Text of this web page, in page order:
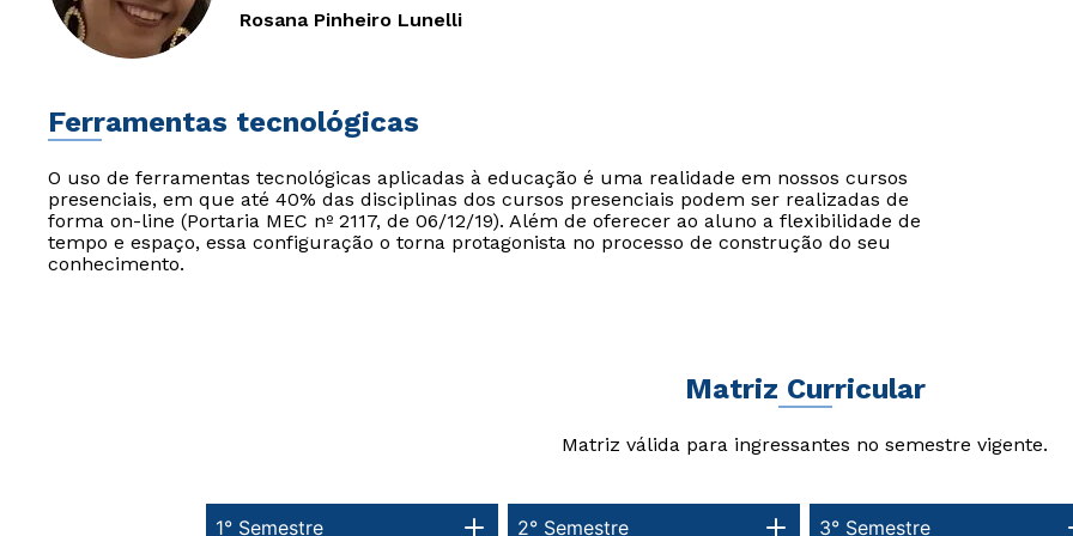
Rosana Pinheiro Lunelli
Ferramentas tecnológicas
O uso de ferramentas tecnológicas aplicadas à educação é uma realidade em nossos cursos
presenciais, em que até 40% das disciplinas dos cursos presenciais podem ser realizadas de
forma on-line (Portaria MEC nº 2117, de 06/12/19). Além de oferecer ao aluno a flexibilidade de
tempo e espaço, essa configuração o torna protagonista no processo de construção do seu
conhecimento.
Matriz Curricular
Matriz válida para ingressantes no semestre vigente.
1° Semestre 3° Semestre
2° Semestre